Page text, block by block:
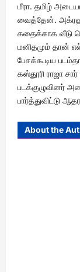
மீரா. தமிழ்
வைத்தேன்.
கதைக்காக வீடு
மனிதமும் தான்
பேசக்கூடிய
கஸ்தூரி ராஜா
படக்குழுவினர்
பார்த்துவிட்டு
About the